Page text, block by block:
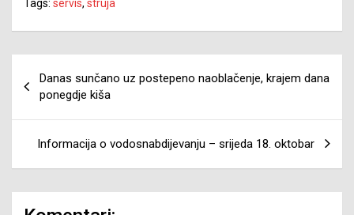
Tags: servis, struja
članaka
Danas sunčano uz postepeno naoblačenje, krajem dana
ponegdje kiša
Informacija o vodosnabdijevanju – srijeda 18. oktobar